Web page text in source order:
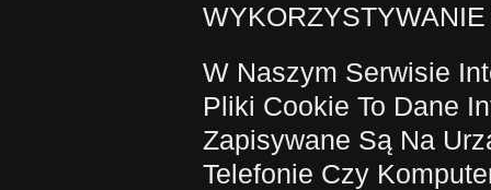
W Naszym Serwisie
Pliki Cookie To Dane
Zapisywane Są Na
Telefonie Czy